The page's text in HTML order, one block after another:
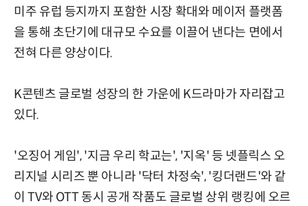
미주 유럽 등지까지 포함한 시장 확대와 메이저 플랫폼
을 통해 초단기에 대규모 수요를 이끌어 낸다는 면에서
전혀 다른 양상이다.
K콘텐츠 글로벌 성장의 한 가운에 K드라마가 자리잡고
있다.
'오징어 게임', '지금 우리 학교는', '지옥' 등 넷플릭스 오
리지널 시리즈 뿐 아니라 '닥터 차정숙', '킹더랜드'와 같
이 TV와 OTT 동시 공개 작품도 글로벌 상위 랭킹에 오르